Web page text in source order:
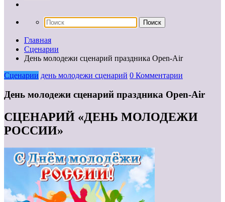
Главная
Сценарии
День молодежи сценарий праздника Open-Air
Сценарии день молодежи сценарий 0 Комментарии
День молодежи сценарий праздника Open-Air
СЦЕНАРИЙ «ДЕНЬ МОЛОДЕЖИ
РОССИИ»